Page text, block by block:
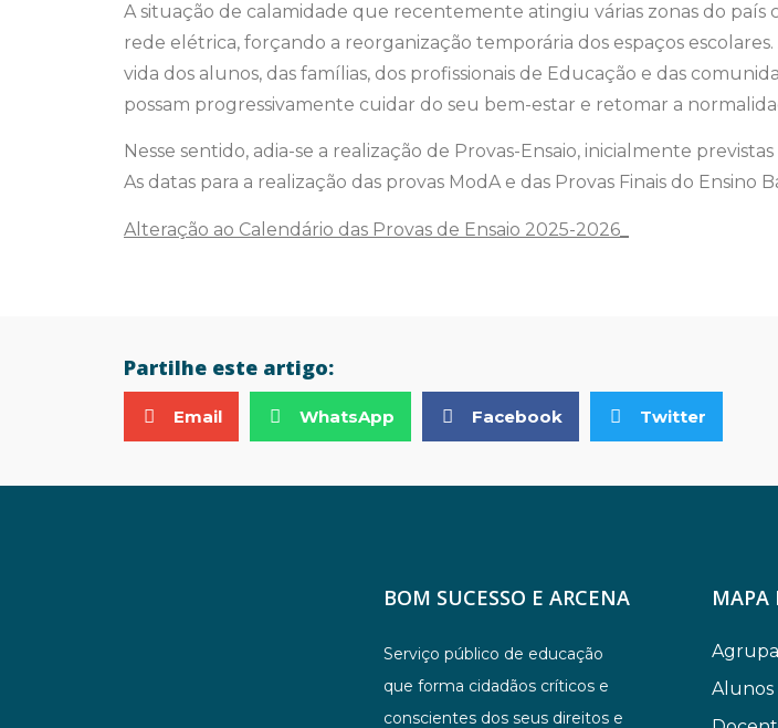
A situação de calamidade que recentemente atingiu várias zonas do país
rede elétrica, forçando a reorganização temporária dos espaços
vida dos alunos, das famílias, dos profissionais de Educação e das
possam progressivamente cuidar do seu bem-estar e retomar a
Nesse sentido, adia-se a realização de Provas-Ensaio, inicialmente
As datas para a realização das provas ModA e das Provas Finais do Ensino
Alteração ao Calendário das Provas de Ensaio 2025-2026_
Partilhe este artigo:
Email WhatsApp Facebook Twitter
BOM SUCESSO E ARCENA
Serviço público de educação
que forma cidadãos críticos e
conscientes dos seus direitos e
MAPA
Alunos